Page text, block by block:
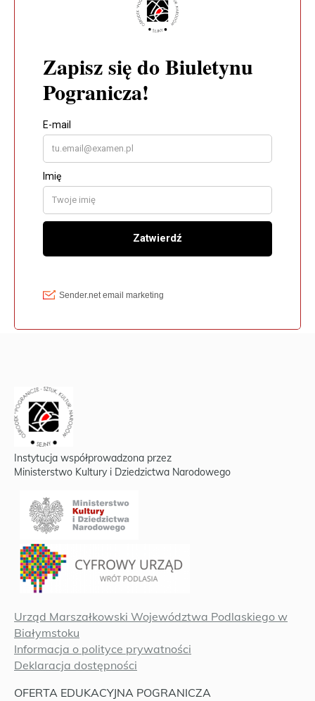
Instytucja współprowadzona przez
Ministerstwo Kultury i Dziedzictwa Narodowego
Urząd Marszałkowski Województwa Podlaskiego w
Białymstoku
Informacja o polityce prywatności
Deklaracja dostępności
OFERTA EDUKACYJNA POGRANICZA